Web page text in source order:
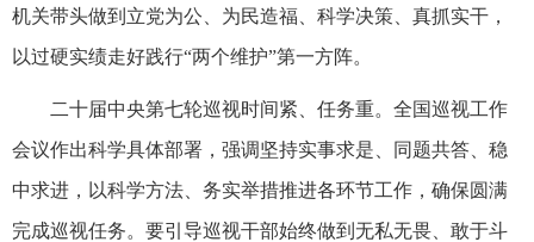
机关带头做到立党为公、为民造福、科学决策、真抓实干，
以过硬实绩走好践行“两个维护”第一方阵。
二十届中央第七轮巡视时间紧、任务重。全国巡视工作
会议作出科学具体部署，强调坚持实事求是、同题共答、稳
中求进，以科学方法、务实举措推进各环节工作，确保圆满
完成巡视任务。要引导巡视干部始终做到无私无畏、敢于斗